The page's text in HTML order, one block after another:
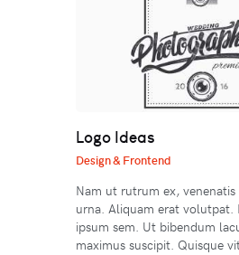
Logo Ideas
Design & Frontend
Nam ut rutrum ex,
urna. Aliquam erat volutpat.
ipsum sem. Ut bibendum
maximus suscipit. Quisque